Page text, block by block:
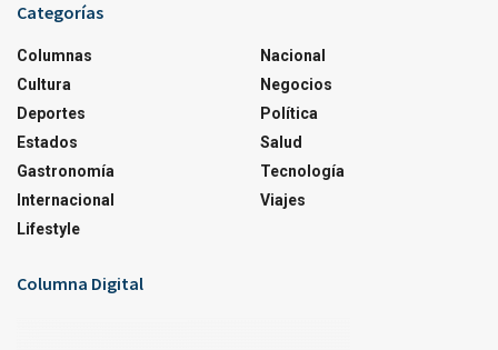
Categorías
Columnas
Cultura
Deportes
Estados
Gastronomía
Internacional
Lifestyle
Nacional
Negocios
Política
Salud
Tecnología
Viajes
Columna Digital